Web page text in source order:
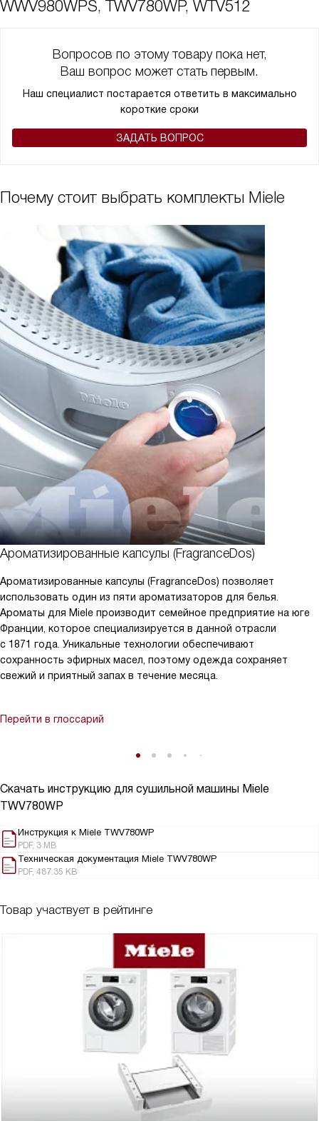
Скачать инструкцию для сушильной машины Miele
TWV780WP
Инструкция к Miele TWV780WP
PDF, 3 MB
Техническая документация Miele TWV780WP
PDF, 487.35 KB
Товар участвует в рейтинге
WWV980WPS, TWV780WP, WTV512
Вопросов по этому товару пока нет,
Ваш вопрос может стать первым.
Наш специалист постарается ответить в максимально
короткие сроки
ЗАДАТЬ ВОПРОС
Почему стоит выбрать комплекты Miele
Ароматизированные капсулы (FragranceDos)
Ароматизированные капсулы (FragranceDos) позволяет
использовать один из пяти ароматизаторов для белья.
Ароматы для Miele производит семейное предприятие на юге
Франции, которое специализируется в данной отрасли
с 1871 года. Уникальные технологии обеспечивают
сохранность эфирных масел, поэтому одежда сохраняет
свежий и приятный запах в течение месяца.
Перейти в глоссарий